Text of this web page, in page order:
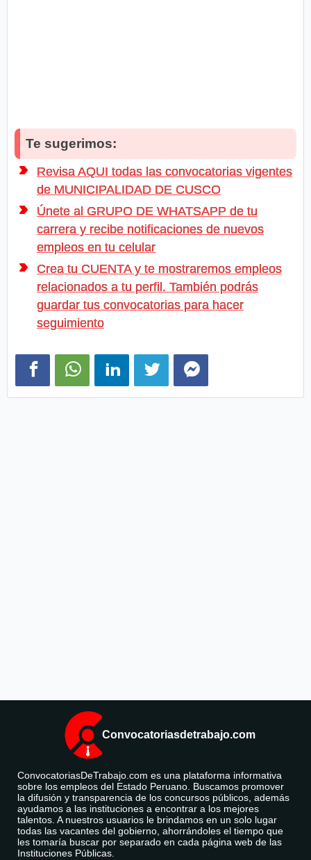
Te sugerimos:
Revisa AQUI todas las convocatorias vigentes
de MUNICIPALIDAD DE CUSCO
Únete al GRUPO DE WHATSAPP de tu
carrera y recibe notificaciones de nuevos
empleos en tu celular
Crea tu CUENTA y te mostraremos empleos
relacionados a tu perfil. También podrás
guardar tus convocatorias para hacer
seguimiento
Convocatoriasdetrabajo.com
ConvocatoriasDeTrabajo.com es una plataforma informativa
sobre los empleos del Estado Peruano. Buscamos promover
la difusión y transparencia de los concursos públicos, además
ayudamos a las instituciones a encontrar a los mejores
talentos. A nuestros usuarios le brindamos en un solo lugar
todas las vacantes del gobierno, ahorrándoles el tiempo que
les tomaría buscar por separado en cada página web de las
Instituciones Públicas.